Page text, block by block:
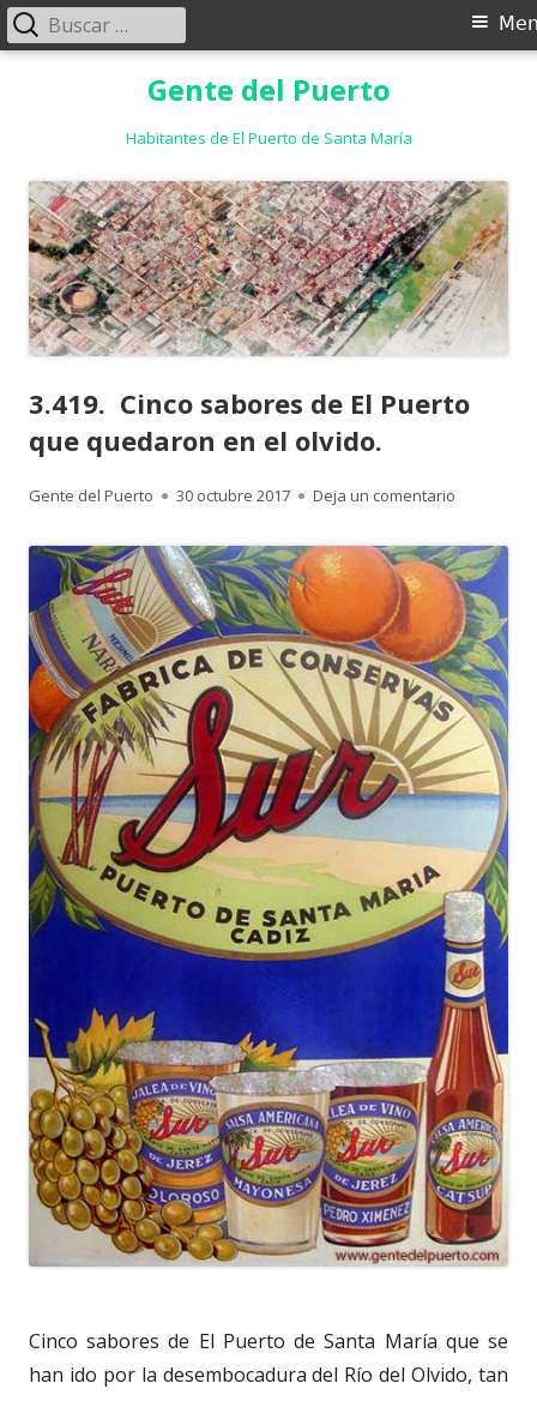
Gente del Puerto
Habitantes de El Puerto de Santa María
Menú
Buscar:
3.419. Cinco sabores de El Puerto
que quedaron en el olvido.
Autor
Gente del Puerto
Publicado
30 octubre 2017 Deja un comentario
Cinco sabores de El Puerto de Santa María que se
han ido por la desembocadura del Río del Olvido, tan